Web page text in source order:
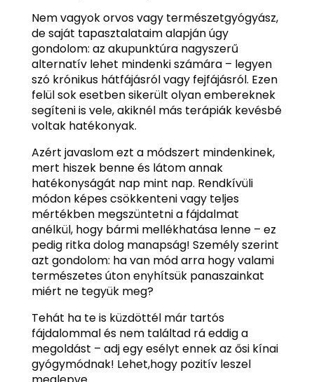
Nem vagyok orvos vagy természetgyógyász,
de saját tapasztalataim alapján úgy
gondolom: az akupunktúra nagyszerű
alternatív lehet mindenki számára – legyen
szó krónikus hátfájásról vagy fejfájásról. Ezen
felül sok esetben sikerült olyan embereknek
segíteni is vele, akiknél más terápiák kevésbé
voltak hatékonyak.
Azért javaslom ezt a módszert mindenkinek,
mert hiszek benne és látom annak
hatékonyságát nap mint nap. Rendkívüli
módon képes csökkenteni vagy teljes
mértékben megszüntetni a fájdalmat
anélkül, hogy bármi mellékhatása lenne – ez
pedig ritka dolog manapság! Személy szerint
azt gondolom: ha van mód arra hogy valami
természetes úton enyhítsük panaszainkat
miért ne tegyük meg?
Tehát ha te is küzdöttél már tartós
fájdalommal és nem találtad rá eddig a
megoldást – adj egy esélyt ennek az ősi kínai
gyógymódnak! Lehet,hogy pozitív leszel